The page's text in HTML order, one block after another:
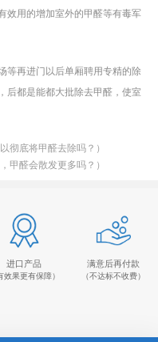
效用的增加室外的甲醛等有毒军
再进门以后单厢聘用专精的除
后都是能都大批除去甲醛，使室
彻底将甲醛去除吗？）
甲醛会散发更多吗？）
进口产品
效果更有保障）
满意后再付款
（不达标不收费）